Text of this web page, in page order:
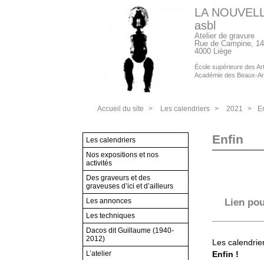
LA
asbl
Atelier de gravure
Rue de Campine, 14
4000 Liège
École supérieure des
Académie des Beaux-
Accueil du site > Les calendriers > 2021 >
Enfin
Lien
Les
Enfin !
Les calendriers
Nos expositions et nos
activités
Des graveurs et des
graveuses d’ici et d’ailleurs
Les annonces
Les techniques
Dacos dit Guillaume (1940-
2012)
L’atelier